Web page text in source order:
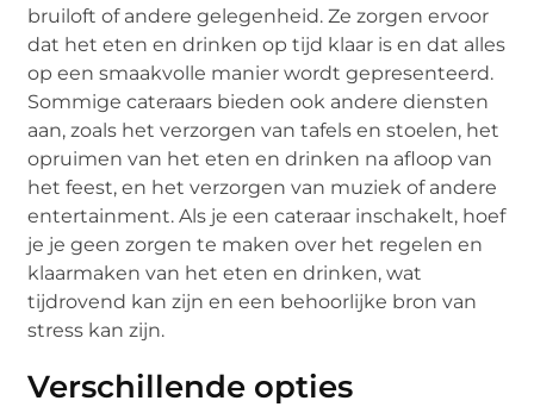
bruiloft of andere gelegenheid. Ze zorgen ervoor
dat het eten en drinken op tijd klaar is en dat alles
op een smaakvolle manier wordt gepresenteerd.
Sommige cateraars bieden ook andere diensten
aan, zoals het verzorgen van tafels en stoelen, het
opruimen van het eten en drinken na afloop van
het feest, en het verzorgen van muziek of andere
entertainment. Als je een cateraar inschakelt, hoef
je je geen zorgen te maken over het regelen en
klaarmaken van het eten en drinken, wat
tijdrovend kan zijn en een behoorlijke bron van
stress kan zijn.
Verschillende opties